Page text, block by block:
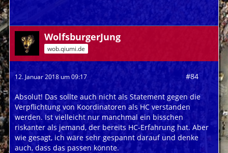
WolfsburgerJung
wob.qiumi.de
12. Januar 2018 um 09:17 #84
Absolut! Das sollte auch nicht als Statement gegen die
Verpflichtung von Koordinatoren als HC verstanden
werden. Ist vielleicht nur manchmal ein bisschen
riskanter als jemand, der bereits HC-Erfahrung hat. Aber
wie gesagt, ich wäre sehr gespannt darauf und denke
auch, dass das passen könnte.